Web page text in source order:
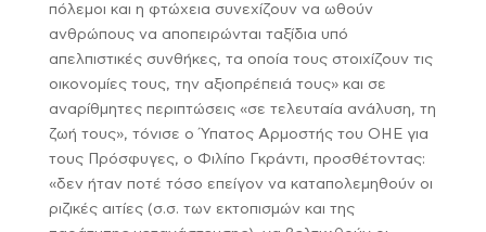
πόλεμοι και η φτώχεια συνεχίζουν να ωθούν
ανθρώπους να αποπειρώνται ταξίδια υπό
απελπιστικές συνθήκες, τα οποία τους στοιχίζουν τις
οικονομίες τους, την αξιοπρέπειά τους» και σε
αναρίθμητες περιπτώσεις «σε τελευταία ανάλυση, τη
ζωή τους», τόνισε ο Ύπατος Αρμοστής του ΟΗΕ για
τους Πρόσφυγες, ο Φιλίπο Γκράντι, προσθέτοντας:
«δεν ήταν ποτέ τόσο επείγον να καταπολεμηθούν οι
ριζικές αιτίες (σ.σ. των εκτοπισμών και της